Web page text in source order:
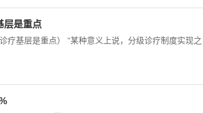
层是重点
疗基层是重点） “某种意义上说，分级诊疗制度实现